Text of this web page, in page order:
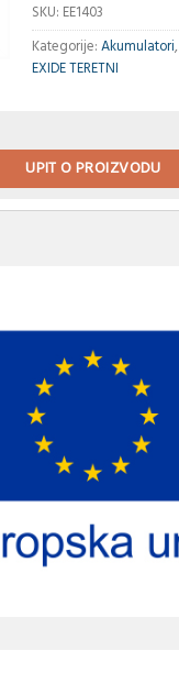
SKU: EE1403
Kategorije:Akumulatori,
EXIDE TERETNI
UPIT O PROIZVODU